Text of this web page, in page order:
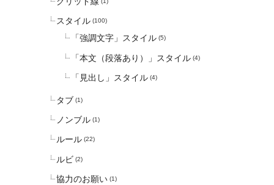
スタイル (100)
「強調文字」スタイル (5)
「本文（段落あり）」スタイル (4)
「見出し」スタイル (4)
タブ (1)
ノンブル (1)
ルール (22)
ルビ (2)
協力のお願い (1)